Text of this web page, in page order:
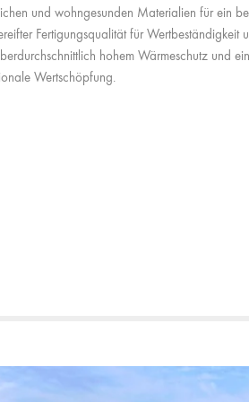
und wohngesunden Materialien für ein
Fertigungsqualität für Wertbeständigkeit
hohem Wärmeschutz und
Wertschöpfung.